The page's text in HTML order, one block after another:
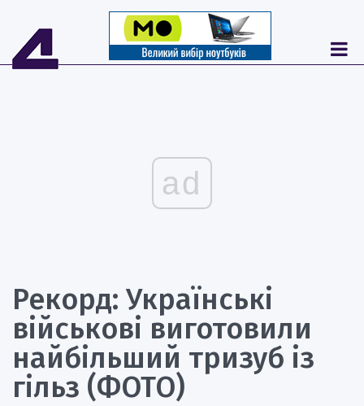
ad
Рекорд: Українські
військові виготовили
найбільший тризуб із
гільз (ФОТО)